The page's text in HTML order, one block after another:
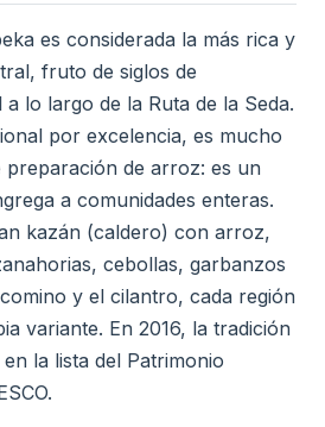
es considerada la más rica y
fruto de siglos de
lo largo de la Ruta de la Seda.
por excelencia, es mucho
preparación de arroz: es un
a comunidades enteras.
kazán (caldero) con arroz,
cebollas, garbanzos
y el cilantro, cada región
variante. En 2016, la tradición
la lista del Patrimonio